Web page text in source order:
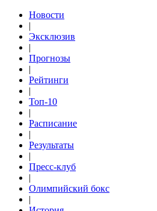
Новости
|
Эксклюзив
|
Прогнозы
|
Рейтинги
|
Топ-10
|
Расписание
|
Результаты
|
Пресс-клуб
|
Олимпийский бокс
|